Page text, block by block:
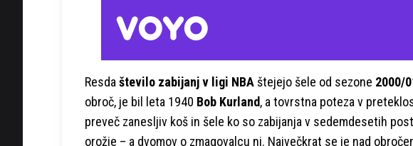
Resda število zabijanj v ligi NBA štejejo šele od sezone 2000/
obroč, je bil leta 1940 Bob Kurland, a tovrstna poteza v
preveč zanesljiv koš in šele ko so zabijanja v sedemdesetih
orožje – a dvomov o zmagovalcu ni. Največkrat se je nad